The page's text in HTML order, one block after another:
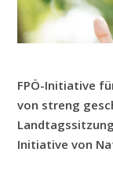
FPÖ-Initiative
von streng
Initiative von